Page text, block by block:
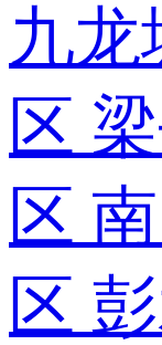
九龙
区
区
区